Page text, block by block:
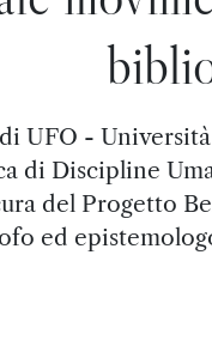
UFO -
di Discipline
del Progetto
ed